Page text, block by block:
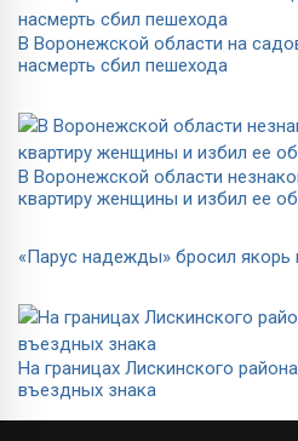
В Воронежской области на
насмерть сбил пешехода
В Воронежской области
квартиру женщины и избил ее
«Парус надежды» бросил якорь
На границах Лискинского
въездных знака